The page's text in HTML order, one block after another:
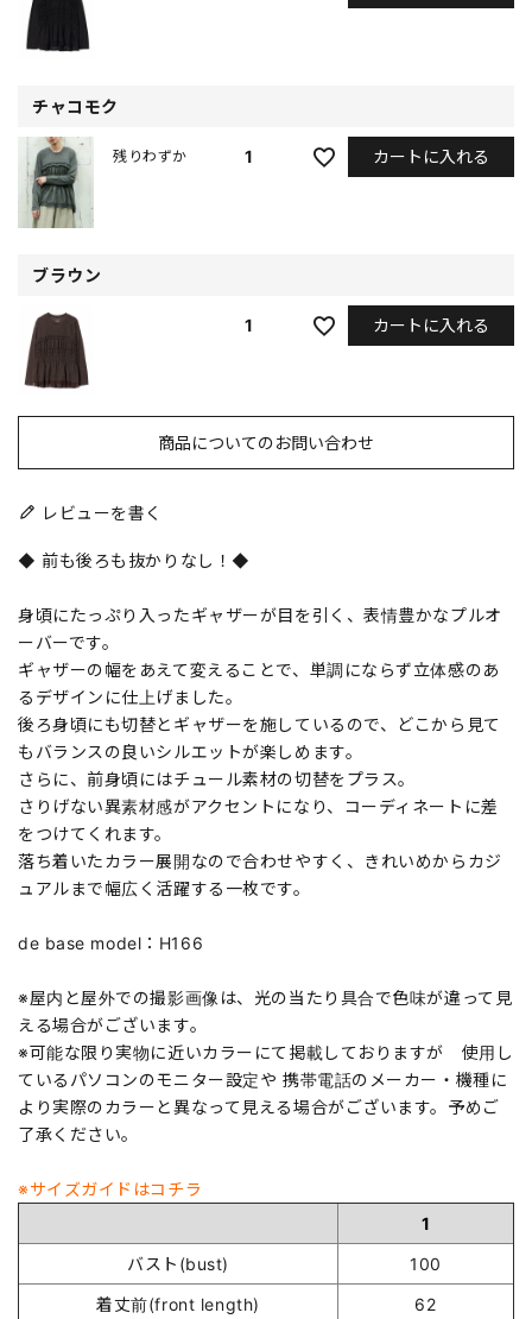
チャコモク
1
残りわずか カートに入れる
ブラウン
1 カートに入れる
商品についてのお問い合わせ
レビューを書く
◆ 前も後ろも抜かりなし！◆
身頃にたっぷり入ったギャザーが目を引く、表情豊かなプルオ
ーバーです。
ギャザーの幅をあえて変えることで、単調にならず立体感のあ
るデザインに仕上げました。
後ろ身頃にも切替とギャザーを施しているので、どこから見て
もバランスの良いシルエットが楽しめます。
さらに、前身頃にはチュール素材の切替をプラス。
さりげない異素材感がアクセントになり、コーディネートに差
をつけてくれます。
落ち着いたカラー展開なので合わせやすく、きれいめからカジ
ュアルまで幅広く活躍する一枚です。
de base model：H166
※屋内と屋外での撮影画像は、光の当たり具合で色味が違って見
える場合がございます。
※可能な限り実物に近いカラーにて掲載しておりますが 使用し
ているパソコンのモニター設定や 携帯電話のメーカー・機種に
より実際のカラーと異なって見える場合がございます。予めご
了承ください。
※サイズガイドはコチラ
1
バスト(bust)
100
着丈前(front length)
62